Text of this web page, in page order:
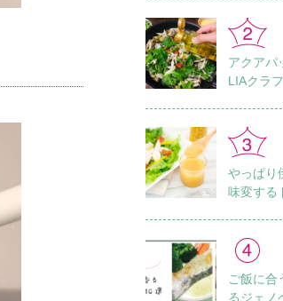
アクアパ
LIAクラ
やっぱり
味変する
ご飯に合
るジェノ